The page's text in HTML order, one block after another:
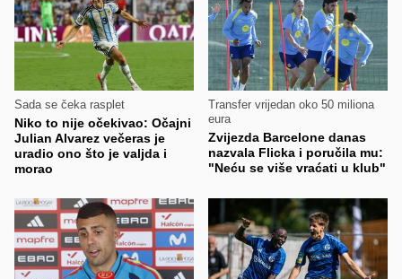
Sada se čeka rasplet
Niko to nije očekivao: Očajni
Julian Alvarez večeras je
uradio ono što je valjda i
morao
Transfer vrijedan oko 50 miliona
eura
Zvijezda Barcelone danas
nazvala Flicka i poručila mu:
"Neću se više vraćati u klub"